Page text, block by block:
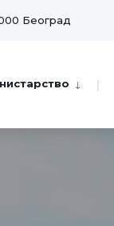
Београд